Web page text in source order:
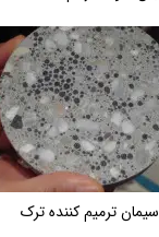
سیمان ترمیم کننده ترک